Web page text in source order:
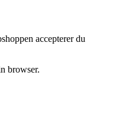
accepterer du
browser.